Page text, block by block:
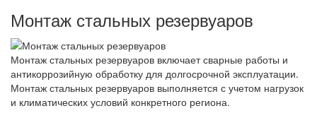
Монтаж стальных резервуаров
Монтаж стальных резервуаров включает сварные работы и
антикоррозийную обработку для долгосрочной эксплуатации.
Монтаж стальных резервуаров выполняется с учетом нагрузок
и климатических условий конкретного региона.